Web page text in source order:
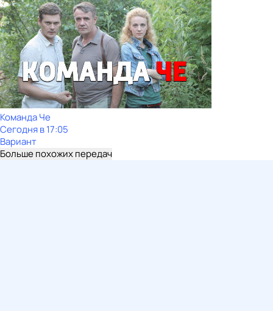
Команда Че
Сегодня в 17:05
Вариант
Больше похожих передач